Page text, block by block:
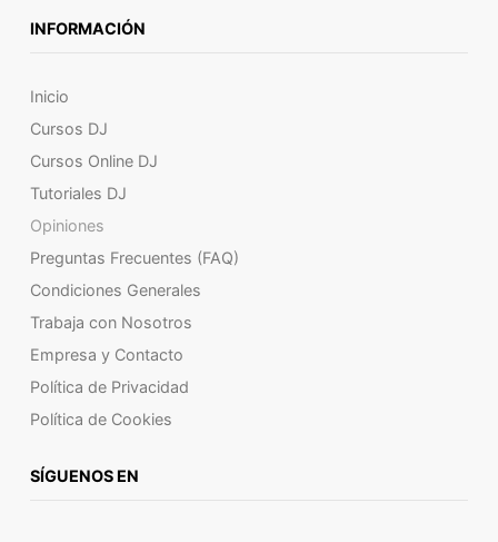
INFORMACIÓN
Inicio
Cursos DJ
Cursos Online DJ
Tutoriales DJ
Opiniones
Preguntas Frecuentes (FAQ)
Condiciones Generales
Trabaja con Nosotros
Empresa y Contacto
Política de Privacidad
Política de Cookies
SÍGUENOS EN